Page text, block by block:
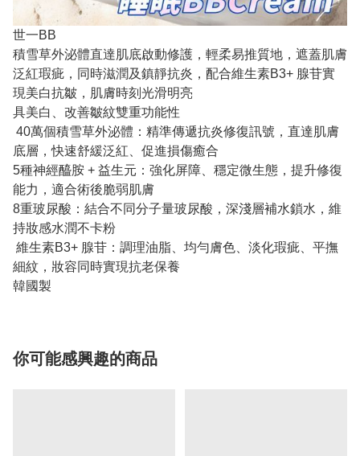
世一BB
積雪草外泌體直達肌底啟動修護，輕柔易推質地，遮蓋肌膚
泛紅瑕疵，同時滋潤及鎮靜抗炎，配合維生素B3+ 腺苷實
現美白抗皺，肌膚時刻光滑明亮
具美白、改善皺紋雙重功能性
40萬個積雪草外泌體：精準傳遞抗炎修復訊號，直達肌膚
底層，快速舒緩泛紅、促進損傷癒合
5種神經醯胺 + 益生元：強化屏障、穩定微生態，提升修復
能力，適合術後脆弱肌膚
8重玻尿酸：結合不同分子量玻尿酸，深淺層補水鎖水，維
持妝感水潤不卡粉
維生素B3+ 腺苷：調理油脂、均勻膚色、淡化瑕疵、平撫
細紋，妝容同時實現抗老保養
韓國製
你可能感興趣的商品